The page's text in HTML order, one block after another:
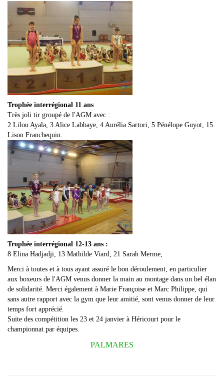
Trophée interrégional 11 ans
Très joli tir groupé de l'AGM avec :
2 Lilou Ayala, 3 Alice Labbaye, 4 Aurélia Sartori, 5 Pénélope Guyot, 15
Lison Franchequin.
Trophée interrégional 12-13 ans :
8 Elina Hadjadji, 13 Mathilde Viard, 21 Sarah Merme,
Merci à toutes et à tous ayant assuré le bon déroulement, en particulier
aux boxeurs de l'AGM venus donner la main au montage dans un bel élan
de solidarité. Merci également à Marie Françoise et Marc Philippe, qui
sans autre rapport avec la gym que leur amitié, sont venus donner de leur
temps fort apprécié.
Suite des compétition les 23 et 24 janvier à Héricourt pour le
championnat par équipes.
PALMARES